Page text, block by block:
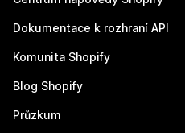
Dokumentace k rozhraní API
Komunita Shopify
Blog Shopify
Průzkum